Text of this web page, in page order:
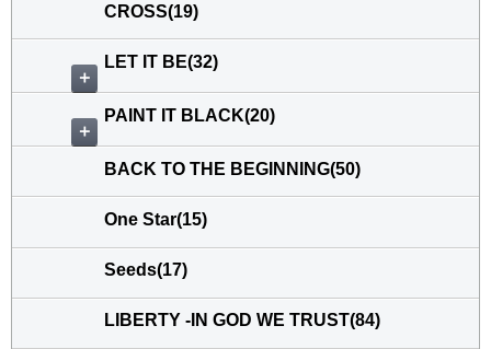
CROSS(19)
＋
LET IT BE(32)
＋
PAINT IT BLACK(20)
BACK TO THE BEGINNING(50)
One Star(15)
Seeds(17)
LIBERTY -IN GOD WE TRUST(84)